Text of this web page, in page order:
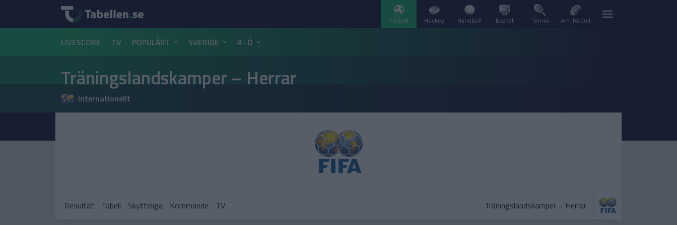
Fotboll Hockey Handboll Basket Tennis Am. fotboll
LIVESCORE TV POPULÄRT SVERIGE A–Ö
Träningslandskamper – Herrar
Internationellt
Resultat Tabell Skytteliga Kommande TV Träningslandskamper – Herrar